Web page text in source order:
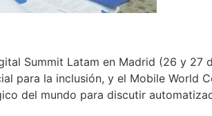
Summit Latam en Madrid (26 y 27
para la inclusión, y el Mobile World
del mundo para discutir